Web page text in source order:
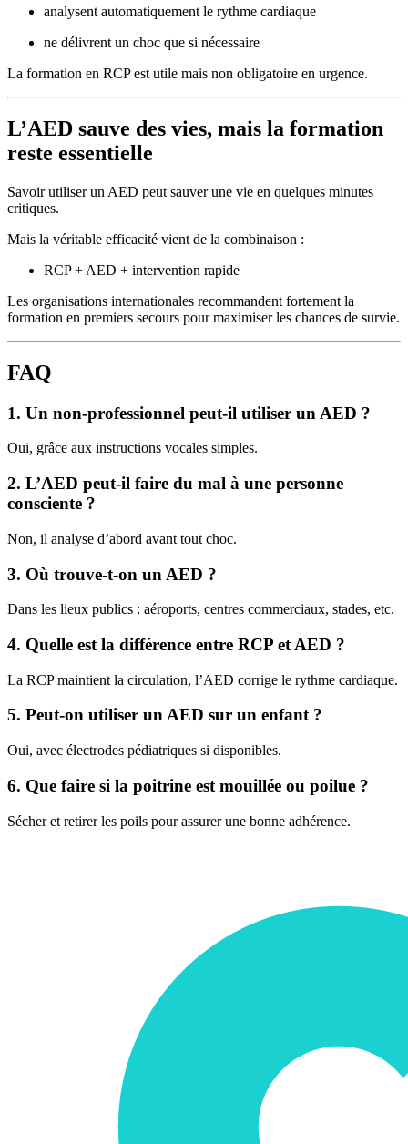
analysent automatiquement le rythme cardiaque
ne délivrent un choc que si nécessaire
La formation en RCP est utile mais non obligatoire en urgence.
L’AED sauve des vies, mais la formation
reste essentielle
Savoir utiliser un AED peut sauver une vie en quelques minutes
critiques.
Mais la véritable efficacité vient de la combinaison :
RCP + AED + intervention rapide
Les organisations internationales recommandent fortement la
formation en premiers secours pour maximiser les chances de survie.
FAQ
1. Un non-professionnel peut-il utiliser un AED ?
Oui, grâce aux instructions vocales simples.
2. L’AED peut-il faire du mal à une personne
consciente ?
Non, il analyse d’abord avant tout choc.
3. Où trouve-t-on un AED ?
Dans les lieux publics : aéroports, centres commerciaux, stades, etc.
4. Quelle est la différence entre RCP et AED ?
La RCP maintient la circulation, l’AED corrige le rythme cardiaque.
5. Peut-on utiliser un AED sur un enfant ?
Oui, avec électrodes pédiatriques si disponibles.
6. Que faire si la poitrine est mouillée ou poilue ?
Sécher et retirer les poils pour assurer une bonne adhérence.